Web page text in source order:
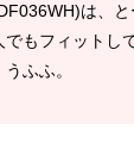
は、
もフィットし
ふふ。